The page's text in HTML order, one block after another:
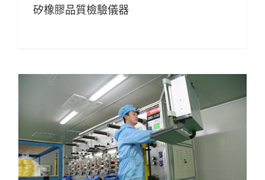
矽橡膠品質檢驗儀器